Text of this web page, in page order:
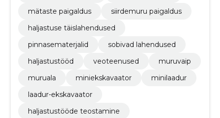
mätaste paigaldus
siirdemuru paigaldus
haljastuse täislahendused
pinnasematerjalid
sobivad lahendused
haljastustööd
veoteenused
muruvaip
muruala
miniekskavaator
minilaadur
laadur-ekskavaator
haljastustööde teostamine